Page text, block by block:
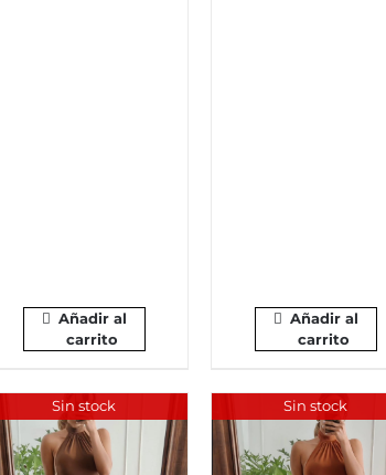
Añadir al
carrito
Añadir al
carrito
Sin stock Sin stock